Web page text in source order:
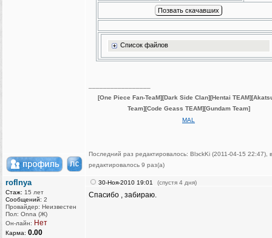
Список файлов
[One Piece Fan-TeaM] [Dark Side Clan] [Hentai TEAM]
Team] [Code Geass TEAM] [Gundam Team]
MAL
Последний раз редактировалось: BlэckKi (2011-04-15 22:47),
редактировалось 9 раз(а)
roflnya
Стаж: 15 лет
Сообщений: 2
Провайдер: Неизвестен
Пол: Onna (Ж)
Он-лайн: Нет
Карма: 0.00
30-Ноя-2010 19:01 (спустя 4 дня)
Спасибо , забираю.